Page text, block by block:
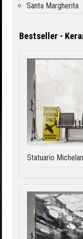
Santa Margherita
Bestseller -
Statuario